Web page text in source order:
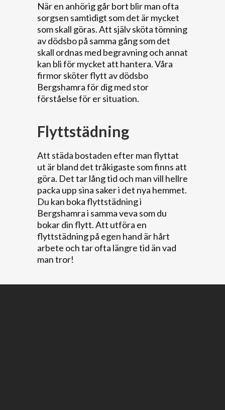
När en anhörig går bort blir man ofta
sorgsen samtidigt som det är mycket
som skall göras. Att själv sköta tömning
av dödsbo på samma gång som det
skall ordnas med begravning och annat
kan bli för mycket att hantera. Våra
firmor sköter flytt av dödsbo
Bergshamra för dig med stor
förståelse för er situation.
Flyttstädning
Att städa bostaden efter man flyttat
ut är bland det tråkigaste som finns att
göra. Det tar lång tid och man vill hellre
packa upp sina saker i det nya hemmet.
Du kan boka flyttstädning i
Bergshamra i samma veva som du
bokar din flytt. Att utföra en
flyttstädning på egen hand är hårt
arbete och tar ofta längre tid än vad
man tror!